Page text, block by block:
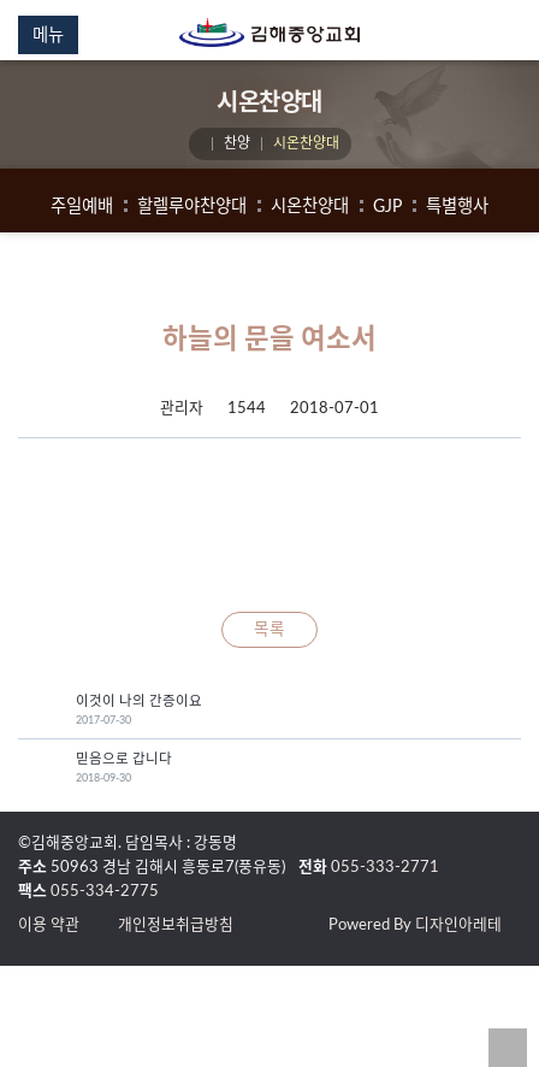
메뉴
시온찬양대
찬양 시온찬양대
주일예배 할렐루야찬양대 시온찬양대 GJP 특별행사
하늘의 문을 여소서
관리자 1544 2018-07-01
목록
이것이 나의 간증이요
2017-07-30
믿음으로 갑니다
2018-09-30
©김해중앙교회. 담임목사 : 강동명
주소 50963 경남 김해시 흥동로7(풍유동) 전화 055-333-2771
팩스 055-334-2775
이용 약관 개인정보취급방침 Powered By 디자인아레테